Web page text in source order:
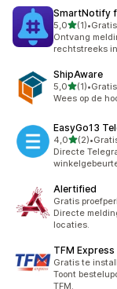
SmartNotify
5,0van 5
(1)
1 recensies in
•
Ontvang
rechtstreeks
ShipAware
5,0van 5
(1)
1 recensies in
•
Wees op de
EasyGo13
4,0van 5
(2)
2 recensies in
•
Directe
Alertified
Gratis
Directe
locaties.
TFM Express
Gratis te
Toont
TFM.